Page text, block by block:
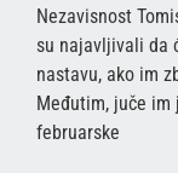
Nezavisnost
su najavljivali da
nastavu, ako im
Međutim, juče im
februarske